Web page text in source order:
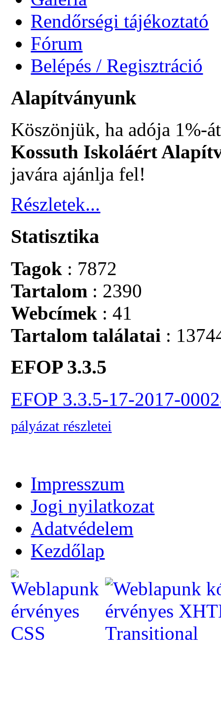
Rendőrségi tájékoztató
Fórum
Belépés / Regisztráció
Alapítványunk
Köszönjük, ha adója 1%-
Kossuth Iskoláért
javára ajánlja fel!
Részletek...
Statisztika
Tagok : 7872
Tartalom : 2390
Webcímek : 41
Tartalom találatai :
EFOP 3.3.5
EFOP 3.3.5-17-2017-
pályázat részletei
Impresszum
Jogi nyilatkozat
Adatvédelem
Kezdőlap